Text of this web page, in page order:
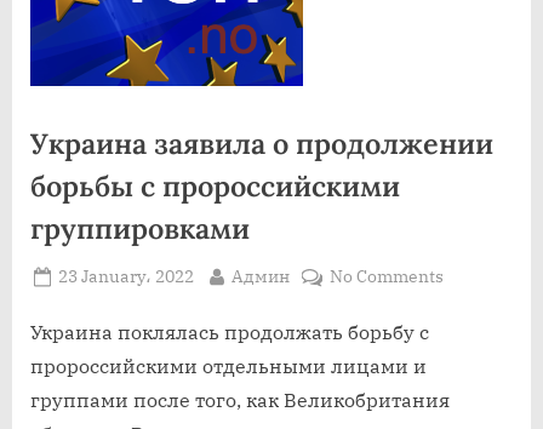
Украина заявила о продолжении
борьбы с пророссийскими
группировками
Posted
23 January، 2022 By
Админ No Commentson
борьбы
Украина поклялась продолжать борьбу с
пророссийскими отдельными лицами и
группами после того, как Великобритания